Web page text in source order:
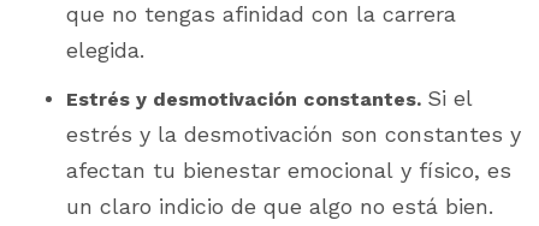
que no tengas afinidad con la carrera
elegida.
Estrés y desmotivación constantes. Si el
estrés y la desmotivación son constantes y
afectan tu bienestar emocional y físico, es
un claro indicio de que algo no está bien.